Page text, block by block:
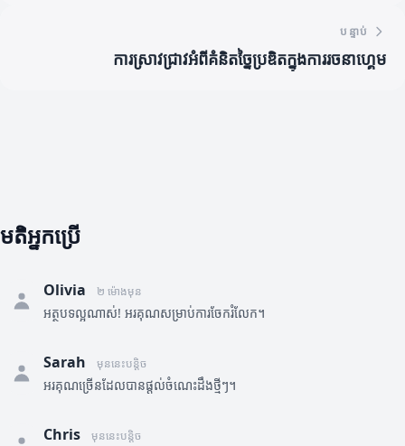
បន្ទាប់
ការស្រាវជ្រាវអំពីគំនិតច្នៃប្រឌិតក្នុងការរចនាហ្គេម
មតិអ្នកប្រើ
Olivia ២ ម៉ោងមុន
អត្ថបទល្អណាស់! អរគុណសម្រាប់ការចែករំលែក។
Sarah មុននេះបន្តិច
អរគុណច្រើនដែលបានផ្តល់ចំណេះដឹងថ្មីៗ។
Chris មុននេះបន្តិច